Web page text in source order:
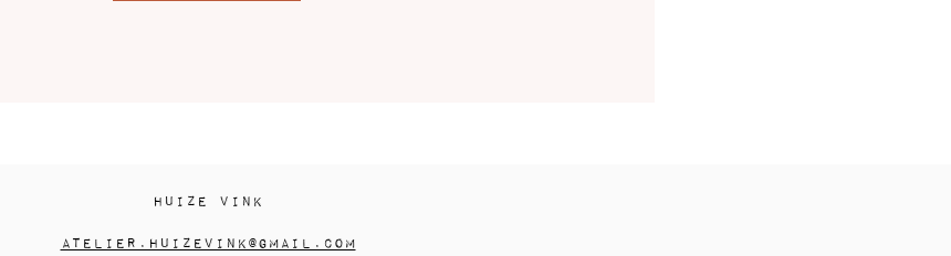
Huize Vink
atelier.huizevink@gmail.com